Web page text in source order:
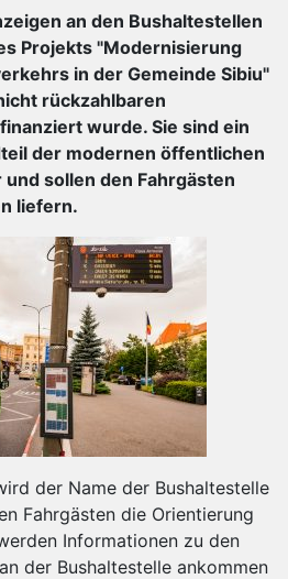
an den Bushaltestellen
Projekts "Modernisierung
in der Gemeinde Sibiu"
rückzahlbaren
wurde. Sie sind ein
der modernen öffentlichen
sollen den Fahrgästen
liefern.
der Name der Bushaltestelle
Fahrgästen die Orientierung
Informationen zu den
der Bushaltestelle ankommen